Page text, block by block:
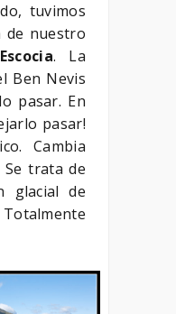
tuvimos
nuestro
Escocia. La
Ben Nevis
pasar. En
pasar!
Cambia
trata de
glacial de